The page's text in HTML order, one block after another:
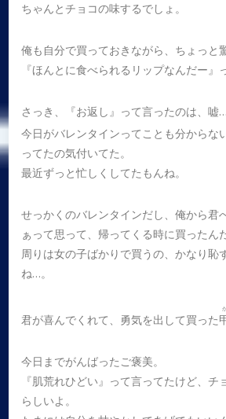
ちゃんとチョコの味するでしょ。
俺も自分で買っておきながら、ちょっと
『ほんとに食べられるリップなんだー』
さっき、『お返し』って言ったのは、嘘…
今日がバレンタインってことも分からな
ってたの気付いてた。
最近ずっと忙しくしてたもんね。
せっかくのバレンタインだし、俺から君
ぁって思って、帰ってくる時に買ったんだ
周りは女の子ばかりで買うの、かなり恥
ね…。
君が喜んでくれて、勇気を出して買った
今日までがんばったご褒美。
『肌荒れひどい』って言ってたけど、チ
らしいよ。